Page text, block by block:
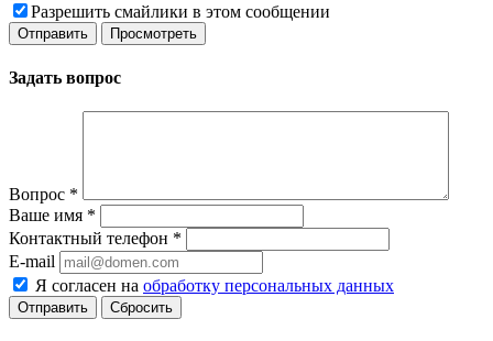
Разрешить смайлики в этом сообщении
Задать вопрос
Вопрос *
Ваше имя *
Контактный телефон *
E-mail
Я согласен на обработку персональных данных
Сбросить